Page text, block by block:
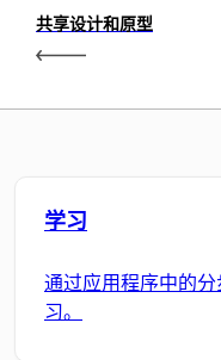
共享设计和原型
学习
通过应用程序中的
习。